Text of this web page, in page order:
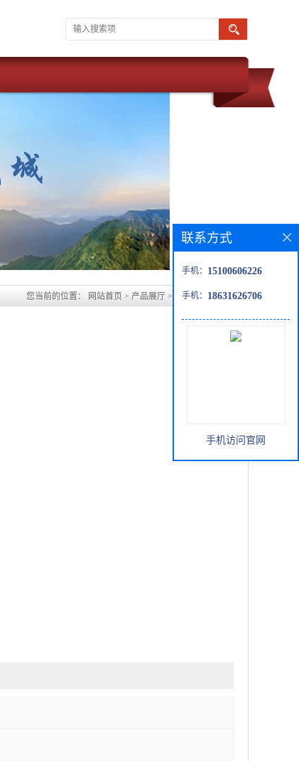
您当前的位置： 网站首页 > 产品展厅 > 白城玻璃鳞片防腐
联系方式
手机： 15100606226
手机： 18631626706
手机访问官网